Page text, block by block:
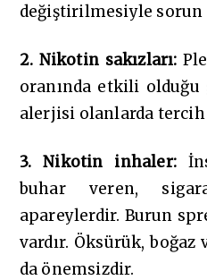
değiştirilmesiyle sorun
2. Nikotin sakızları:
oranında etkili
alerjisi olanlarda
3. Nikotin inhaler:
buhar veren,
apareylerdir. Burun
vardır. Öksürük,
da önemsizdir.